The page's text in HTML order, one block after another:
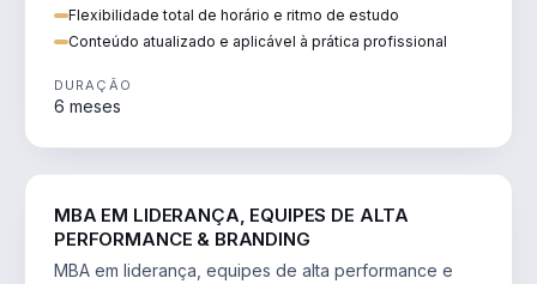
Flexibilidade total de horário e ritmo de estudo
Conteúdo atualizado e aplicável à prática profissional
DURAÇÃO
6 meses
MBA EM LIDERANÇA, EQUIPES DE ALTA
PERFORMANCE & BRANDING
MBA em liderança, equipes de alta performance e